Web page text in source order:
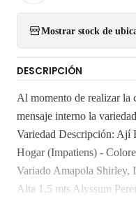
Mostrar stock de
DESCRIPCIÓN
Al momento de realizar la
mensaje interno la
Variedad Descripción: Ají
Hogar (Impatiens) -
Variado Amapola Shirley,
Alta 1,5 mts Alyssum